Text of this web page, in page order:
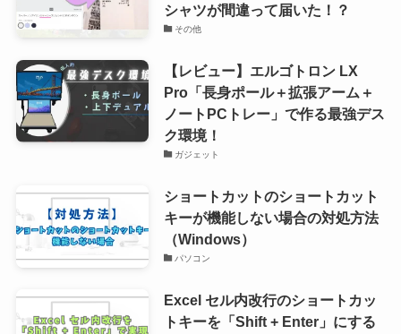
シャツが間違って届いた！？
その他
【レビュー】エルゴトロン LX
Pro「長身ポール＋拡張アーム＋
ノートPCトレー」で作る最強デス
ク環境！
ガジェット
ショートカットのショートカット
キーが機能しない場合の対処方法
（Windows）
パソコン
Excel セル内改行のショートカッ
トキーを「Shift + Enter」にする